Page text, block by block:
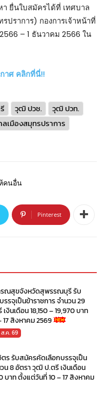
า ยื่นใบสมัครได้ที่ เทศบาล
ปราการ) กองการเจ้าหน้าที่
– 1 ธันวาคม 2566 ใน
าศ คลิกที่นี่!!
วุฒิ ปวช.
วุฒิ ปวท.
ลเมืองสมุทรปราการ
คนอื่น
Pinterest
รณสุขจังหวัดสุพรรณบุรี รับ
รจุเป็นข้าราชการ จำนวน 29
งินเดือน 18,150 – 19,970 บาท
สิงหาคม 2569
.ค. 69
ร รับสมัครคัดเลือกบรรจุเป็น
น 8 อัตรา วุฒิ ป.ตรี เงินเดือน
บาท ตั้งแต่วันที่ 10 – 17 สิงหาคม